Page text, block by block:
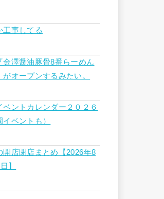
工事してる
金澤醤油豚骨8番らーめん
オープンするみたい。
ベントカレンダー２０２６
イベントも）
開店閉店まとめ【2026年8
】